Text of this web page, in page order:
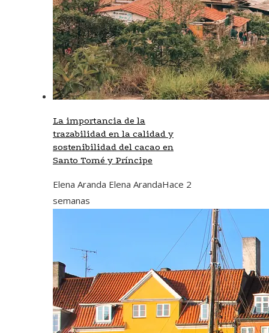
La importancia de la
trazabilidad en la calidad y
sostenibilidad del cacao en
Santo Tomé y Príncipe
Elena Aranda Elena ArandaHace 2
semanas